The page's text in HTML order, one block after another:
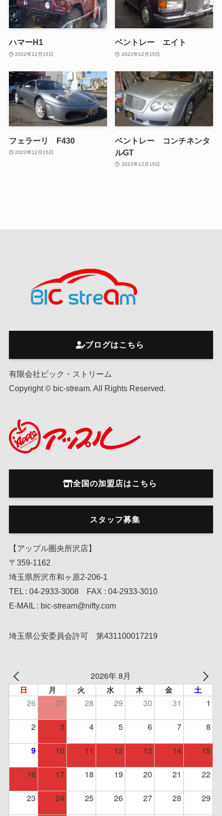
ハマーH1
2022年12月15日
ベントレー エイト
2022年12月15日
フェラーリ F430
2022年12月15日
ベントレー コンチネンタ
ルGT
2022年12月15日
ブログはこちら
有限会社ビック・ストリーム
Copyright © bic-stream. All Rights Reserved.
全国の加盟店はこちら
スタッフ募集
【アップル圏央所沢店】
〒359-1162
埼玉県所沢市和ヶ原2-206-1
TEL : 04-2933-3008 FAX : 04-2933-3010
E-MAIL : bic-stream@nifty.com
埼玉県公安委員会許可 第431100017219
2026年 8月
日 月 火 水 木 金 土
26 27 28 29 30 31
1
2
3 4 5 6 7 8
9 10 11 12 13 14
15
16
17 18 19 20 21
22
23
24 25 26 27 28
29